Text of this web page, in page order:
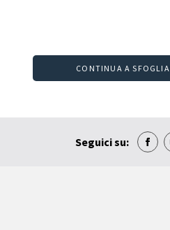
CONTINUA A
Seguici su: